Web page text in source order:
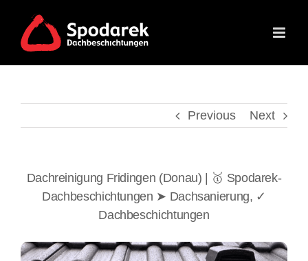
content
Previous Next
Dachreinigung Fridingen (Donau) | 🥇 Spodarek-
Dachbeschichtungen ➤ Dachsanierung, ✓
Dachbeschichtungen